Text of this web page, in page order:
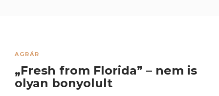
AGRÁR
„Fresh from Florida” – nem is
olyan bonyolult